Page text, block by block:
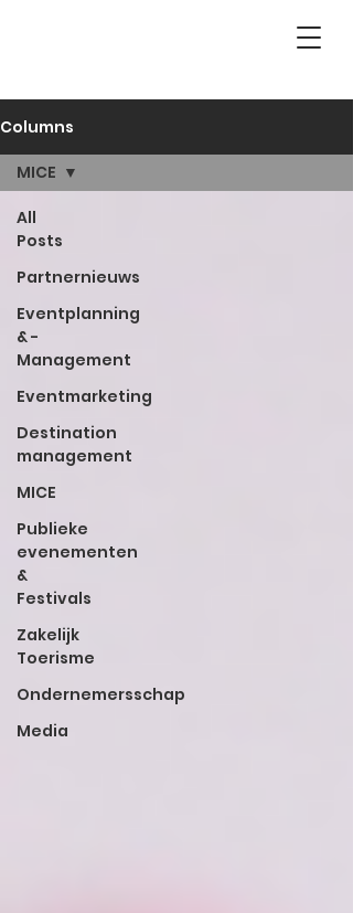
Columns
All
Posts
Partnernieuws
Eventplanning
& -
Management
Eventmarketing
Destination
management
MICE
Publieke
evenementen
&
Festivals
Zakelijk
Toerisme
Ondernemersschap
Media
MICE